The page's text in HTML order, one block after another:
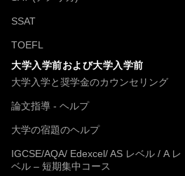
SSAT
TOEFL
大学入学前および大学入学前
大学入学と奨学金のカウンセリング
論文指導 - ヘルプ
大学の宿題のヘルプ
IGCSE/AQA/ Edexcel/ AS レベル / A レ
ベル – 短期集中コース